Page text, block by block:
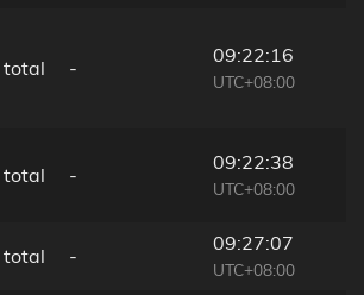
total -
09:22:16
UTC+08:00
total -
09:22:38
UTC+08:00
total -
09:27:07
UTC+08:00